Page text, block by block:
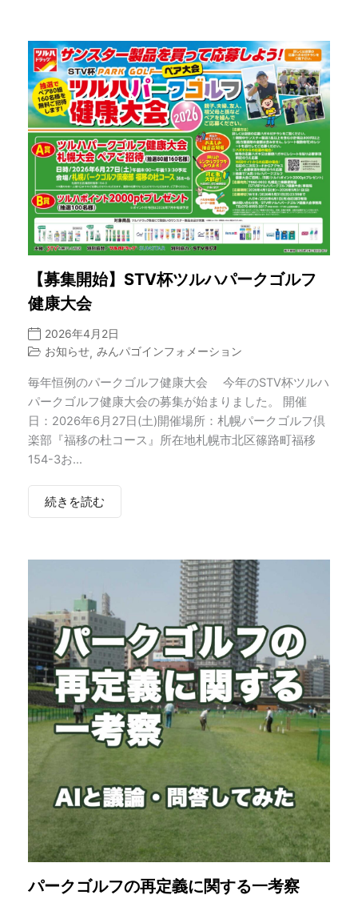
【募集開始】STV杯ツルハパークゴルフ
健康大会
2026年4月2日
お知らせ, みんパゴインフォメーション
毎年恒例のパークゴルフ健康大会 今年のSTV杯ツルハ
パークゴルフ健康大会の募集が始まりました。 開催
日：2026年6月27日(土)開催場所：札幌パークゴルフ倶
楽部『福移の杜コース』所在地札幌市北区篠路町福移
154-3お...
続きを読む
パークゴルフの再定義に関する一考察